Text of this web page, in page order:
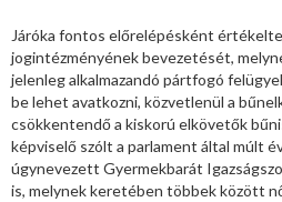
Járóka fontos előrelépésként
jogintézményének bevezetését,
jelenleg alkalmazandó pártfogó
be lehet avatkozni, közvetlenül a
csökkentendő a kiskorú elkövetők
képviselő szólt a parlament által múlt
úgynevezett Gyermekbarát
is, melynek keretében többek között